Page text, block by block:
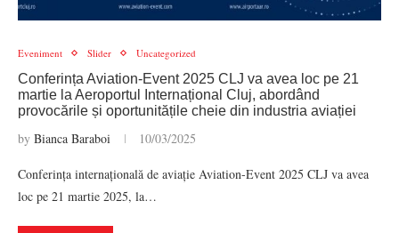
Eveniment Slider Uncategorized
Conferința Aviation-Event 2025 CLJ va avea loc pe 21
martie la Aeroportul Internațional Cluj, abordând
provocările și oportunitățile cheie din industria aviației
by Bianca Baraboi 10/03/2025
Conferința internațională de aviație Aviation-Event 2025 CLJ va avea
loc pe 21 martie 2025, la…